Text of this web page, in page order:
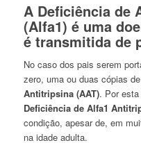
A Deficiência de
(Alfa1) é uma
é transmitida de
No caso dos pais serem
zero, uma ou duas cópias
Antitripsina (AAT). Por esta
Deficiência de Alfa1
condição, apesar de, em
na idade adulta.